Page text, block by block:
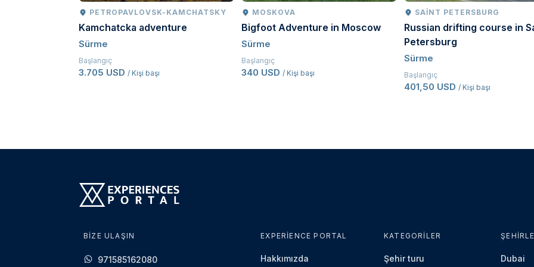
PETROPAVLOVSK-KAMCHATSKY
Kamchatcka adventure
Sürme
Başlangıç
3.705 USD / Kişi başı
MOSKOVA
Bigfoot Adventure in Moscow
Sürme
Başlangıç
340 USD / Kişi başı
SAINT PETERSBURG
Russian drifting course in
Petersburg
Sürme
Başlangıç
401,50 USD / Kişi başı
BIZE ULAŞIN
971585162080
EXPERIENCE PORTAL
Hakkımızda
KATEGORILER
Şehir turu Dubai